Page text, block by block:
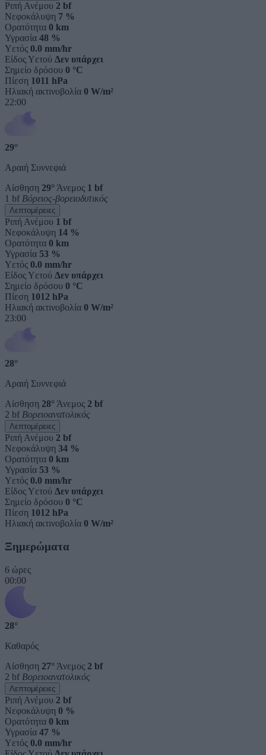
Ριπή Ανέμου 2 bf
Νεφοκάλυψη 7 %
Ορατότητα 0 km
Υγρασία 48 %
Υετός 0.0 mm/hr
Είδος Υετού Δεν υπάρχει
Σημείο δρόσου 0 °C
Πίεση 1011 hPa
Ηλιακή ακτινοβολία 0 W/m²
22:00
29°
Αραιή Συννεφιά
Αίσθηση 29°Άνεμος 1 bf
1 bf Βόρειος-βορειοδυτικός
Λεπτομέρειες
Ριπή Ανέμου 1 bf
Νεφοκάλυψη 14 %
Ορατότητα 0 km
Υγρασία 53 %
Υετός 0.0 mm/hr
Είδος Υετού Δεν υπάρχει
Σημείο δρόσου 0 °C
Πίεση 1012 hPa
Ηλιακή ακτινοβολία 0 W/m²
23:00
28°
Αραιή Συννεφιά
Αίσθηση 28°Άνεμος 2 bf
2 bf Βορειοανατολικός
Λεπτομέρειες
Ριπή Ανέμου 2 bf
Νεφοκάλυψη 34 %
Ορατότητα 0 km
Υγρασία 53 %
Υετός 0.0 mm/hr
Είδος Υετού Δεν υπάρχει
Σημείο δρόσου 0 °C
Πίεση 1012 hPa
Ηλιακή ακτινοβολία 0 W/m²
Ξημερώματα
6 ώρες
00:00
28°
Καθαρός
Αίσθηση 27° Άνεμος 2 bf
2 bf Βορειοανατολικός
Λεπτομέρειες
Ριπή Ανέμου 2 bf
Νεφοκάλυψη 0 %
Ορατότητα 0 km
Υγρασία 47 %
Υετός 0.0 mm/hr